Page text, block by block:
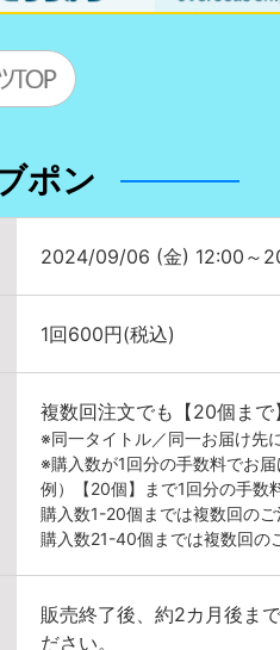
ポン
2024/09/06 (金) 12:00～
1回600円(税込)
複数回注文でも【20個ま
※同一タイトル／同一お届け先
※購入数が1回分の手数料でお
例）【20個】まで1回分の手数
購入数1-20個までは複数回のご
購入数21-40個までは複数回の
販売終了後、約2カ月後ま
ださい。